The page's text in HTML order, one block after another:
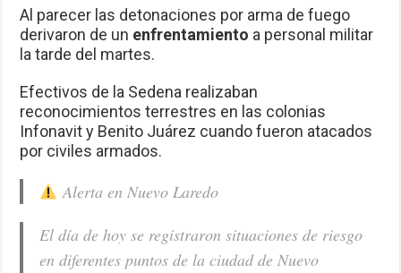
Al parecer las detonaciones por arma de fuego
derivaron de un enfrentamiento a personal militar
la tarde del martes.
Efectivos de la Sedena realizaban
reconocimientos terrestres en las colonias
Infonavit y Benito Juárez cuando fueron atacados
por civiles armados.
Alerta en Nuevo Laredo
El día de hoy se registraron situaciones de riesgo
en diferentes puntos de la ciudad de Nuevo